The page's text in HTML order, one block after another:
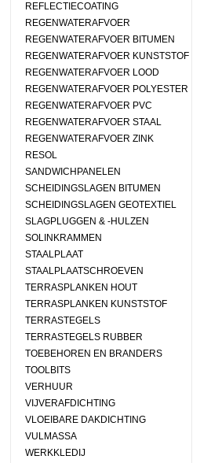
REFLECTIECOATING
REGENWATERAFVOER
REGENWATERAFVOER BITUMEN
REGENWATERAFVOER KUNSTSTOF
REGENWATERAFVOER LOOD
REGENWATERAFVOER POLYESTER
REGENWATERAFVOER PVC
REGENWATERAFVOER STAAL
REGENWATERAFVOER ZINK
RESOL
SANDWICHPANELEN
SCHEIDINGSLAGEN BITUMEN
SCHEIDINGSLAGEN GEOTEXTIEL
SLAGPLUGGEN & -HULZEN
SOLINKRAMMEN
STAALPLAAT
STAALPLAATSCHROEVEN
TERRASPLANKEN HOUT
TERRASPLANKEN KUNSTSTOF
TERRASTEGELS
TERRASTEGELS RUBBER
TOEBEHOREN EN BRANDERS
TOOLBITS
VERHUUR
VIJVERAFDICHTING
VLOEIBARE DAKDICHTING
VULMASSA
WERKKLEDIJ